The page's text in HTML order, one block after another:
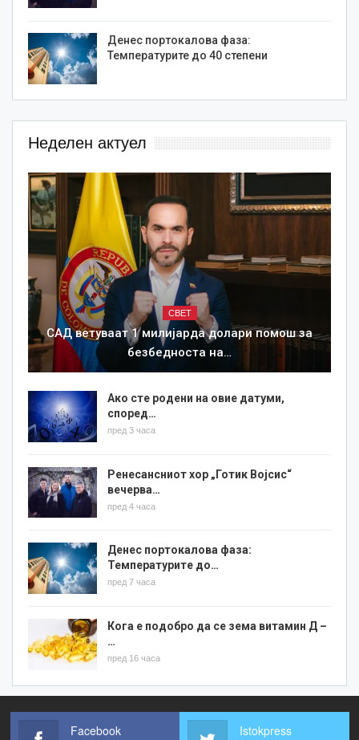
Денес портокалова фаза:
Температурите до 40 степени
Неделен актуел
СВЕТ
САД ветуваат 1 милијарда долари помош за
безбедноста на…
Ако сте родени на овие датуми,
според…
пред 3 часа
Ренесансниот хор „Готик Војсис“
вечерва…
пред 4 часа
Денес портокалова фаза:
Температурите до…
пред 7 часа
Кога е подобро да се зема витамин Д –
…
пред 16 часа
Facebook Istokpress